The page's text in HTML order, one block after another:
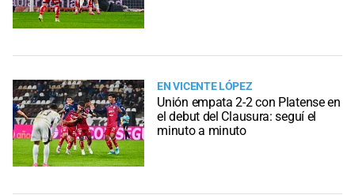
EN VICENTE LÓPEZ
Unión empata 2-2 con Platense en
el debut del Clausura: seguí el
minuto a minuto